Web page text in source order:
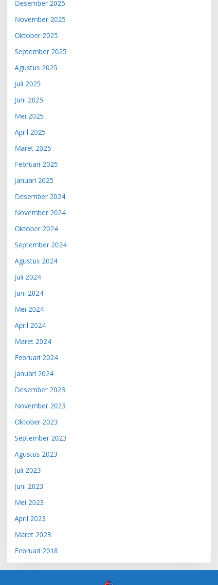
Desember 2025
November 2025
Oktober 2025
September 2025
Agustus 2025
Juli 2025
Juni 2025
Mei 2025
April 2025
Maret 2025
Februari 2025
Januari 2025
Desember 2024
November 2024
Oktober 2024
September 2024
Agustus 2024
Juli 2024
Juni 2024
Mei 2024
April 2024
Maret 2024
Februari 2024
Januari 2024
Desember 2023
November 2023
Oktober 2023
September 2023
Agustus 2023
Juli 2023
Juni 2023
Mei 2023
April 2023
Maret 2023
Februari 2018